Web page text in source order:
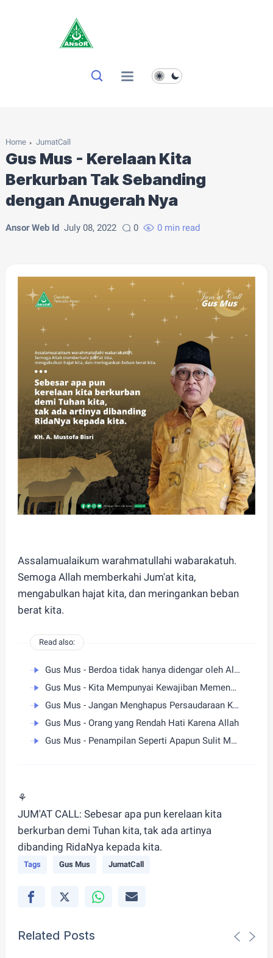
Home JumatCall
Gus Mus - Kerelaan Kita
Berkurban Tak Sebanding
dengan Anugerah Nya
Ansor Web Id July 08, 2022 0 0 min read
Assalamualaikum warahmatullahi wabarakatuh.
Semoga Allah memberkahi Jum'at kita,
mengabulkan hajat kita, dan meringankan beban
berat kita.
Read also:
Gus Mus - Berdoa tidak hanya didengar oleh Allah
Gus Mus - Kita Mempunyai Kewajiban Memenuhi Setiap Hak Orang
Gus Mus - Jangan Menghapus Persaudaraan Karena Kesalahan
Gus Mus - Orang yang Rendah Hati Karena Allah
Gus Mus - Penampilan Seperti Apapun Sulit Menyembunyikan Kepribadian
⚘
JUM'AT CALL: Sebesar apa pun kerelaan kita
berkurban demi Tuhan kita, tak ada artinya
dibanding RidaNya kepada kita.
Tags Gus Mus JumatCall
Related Posts